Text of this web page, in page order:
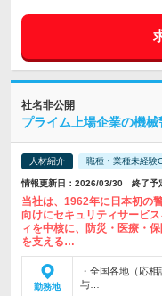
社名非公開
プライム上場企業の機
人材紹介 職種・業種未経験
情報更新日：2026/03/30 終了予
当社は、1962年に日本初の
向けにセキュリティサービ
ィを中核に、防災・医療・
を支える…
勤務地
・全国各地（応
与…